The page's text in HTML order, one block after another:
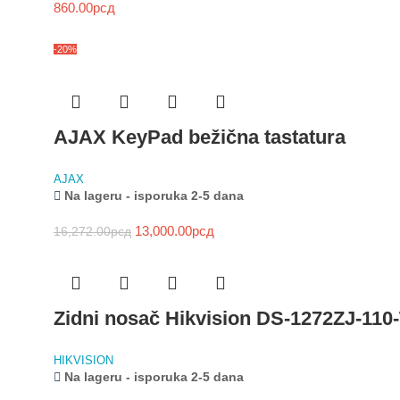
860.00рсд
-20%
AJAX KeyPad bežična tastatura
AJAX
Na lageru - isporuka 2-5 dana
16,272.00рсд 13,000.00рсд
Zidni nosač Hikvision DS-1272ZJ-
HIKVISION
Na lageru - isporuka 2-5 dana